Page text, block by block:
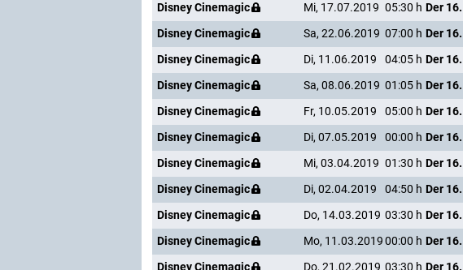
Disney Cinemagic
Mi, 17.07.2019 05:30 h Der
Disney Cinemagic
Sa, 22.06.2019 07:00 h Der
Disney Cinemagic
Di, 11.06.2019 04:05 h Der
Disney Cinemagic
Sa, 08.06.2019 01:05 h Der
Disney Cinemagic
Fr, 10.05.2019 05:00 h Der
Disney Cinemagic
Di, 07.05.2019 00:00 h Der
Disney Cinemagic
Mi, 03.04.2019 01:30 h Der
Disney Cinemagic
Di, 02.04.2019 04:50 h Der
Disney Cinemagic
Do, 14.03.2019 03:30 h Der
Disney Cinemagic
Mo, 11.03.201900:00 h Der
Disney Cinemagic
Do, 21.02.2019 03:30 h Der